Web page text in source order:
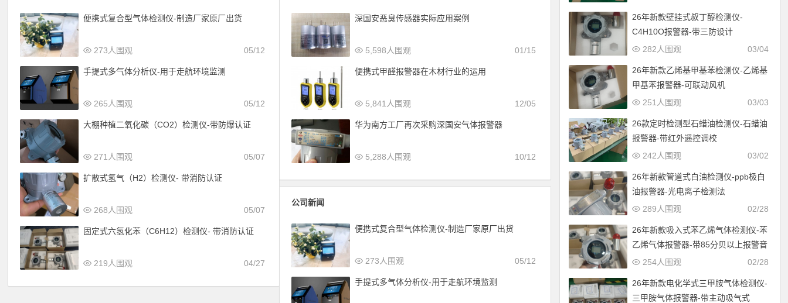
便携式复合型气体检测仪-制造厂家原厂出货
05/12
273人围观
手提式多气体分析仪-用于走航环境监测
05/12
265人围观
大棚种植二氧化碳（CO2）检测仪-带防爆认证
05/07
271人围观
扩散式氢气（H2）检测仪- 带消防认证
05/07
268人围观
固定式六氢化苯（C6H12）检测仪- 带消防认证
04/27
219人围观
深国安恶臭传感器实际应用案例
01/15
5,598人围观
便携式甲醛报警器在木材行业的运用
12/05
5,841人围观
华为南方工厂再次采购深国安气体报警器
10/12
5,288人围观
公司新闻
便携式复合型气体检测仪-制造厂家原厂出货
05/12
273人围观
手提式多气体分析仪-用于走航环境监测
26年新款壁挂式叔丁醇检测仪-
C4H10O报警器-带三防设计
03/04
282人围观
26年新款乙烯基甲基苯检测仪-乙烯基
甲基苯报警器-可联动风机
03/03
251人围观
26款定时检测型石蜡油检测仪-石蜡油
报警器-带红外遥控调校
03/02
242人围观
26年新款管道式白油检测仪-ppb极白
油报警器-光电离子检测法
02/28
289人围观
26年新款吸入式苯乙烯气体检测仪-苯
乙烯气体报警器-带85分贝以上报警音
02/28
254人围观
26年新款电化学式三甲胺气体检测仪-
三甲胺气体报警器-带主动吸气式